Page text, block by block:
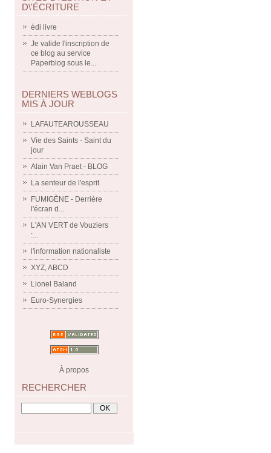
D\'ÉCRITURE
édi livre
Je valide l'inscription de
ce blog au service
Paperblog sous le...
DERNIERS WEBLOGS
MIS À JOUR
LAFAUTEAROUSSEAU
Vie des Saints - Saint du
jour
Alain Van Praet - BLOG
La senteur de l'esprit
FUMIGÈNE - Derrière
l'écran d...
L'AN VERT de Vouziers
:...
l'information nationaliste
XYZ, ABCD
Lionel Baland
Euro-Synergies
À propos
RECHERCHER